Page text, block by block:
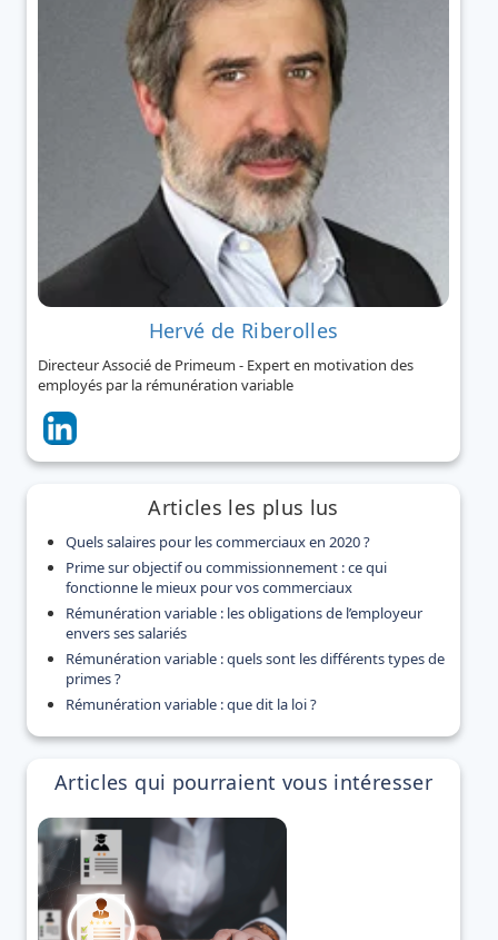
Hervé de Riberolles
Directeur Associé de Primeum - Expert en motivation des
employés par la rémunération variable
Articles les plus lus
Quels salaires pour les commerciaux en 2020 ?
Prime sur objectif ou commissionnement : ce qui
fonctionne le mieux pour vos commerciaux
Rémunération variable : les obligations de l’employeur
envers ses salariés
Rémunération variable : quels sont les différents types de
primes ?
Rémunération variable : que dit la loi ?
Articles qui pourraient vous intéresser